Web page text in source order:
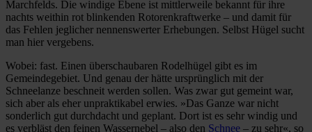
Marchfelds. Die windige Ebene ist mittlerweile bekannt für ihre
nachts weithin rot blinkenden Rotorenkraftwerke – und damit für
das Fehlen jeglicher nennenswerter Erhebungen. Selbst Hügel sucht
man hier vergebens.
Wobei: fast. Einen überschaubaren Rodelhügel gibt es im
Gemeindegebiet. Und genau der hätte ursprünglich mit der
Schneelanze beschneit werden sollen. Was zwar gut gemeint war,
sich aber als eher unpraktikabel erwies. »Das Ganze war nicht
sonderlich gut durchdacht und geplant. Dort ist es sehr windig und
es verbläst den feinen Wassernebel – also den Schnee – zu sehr«, so